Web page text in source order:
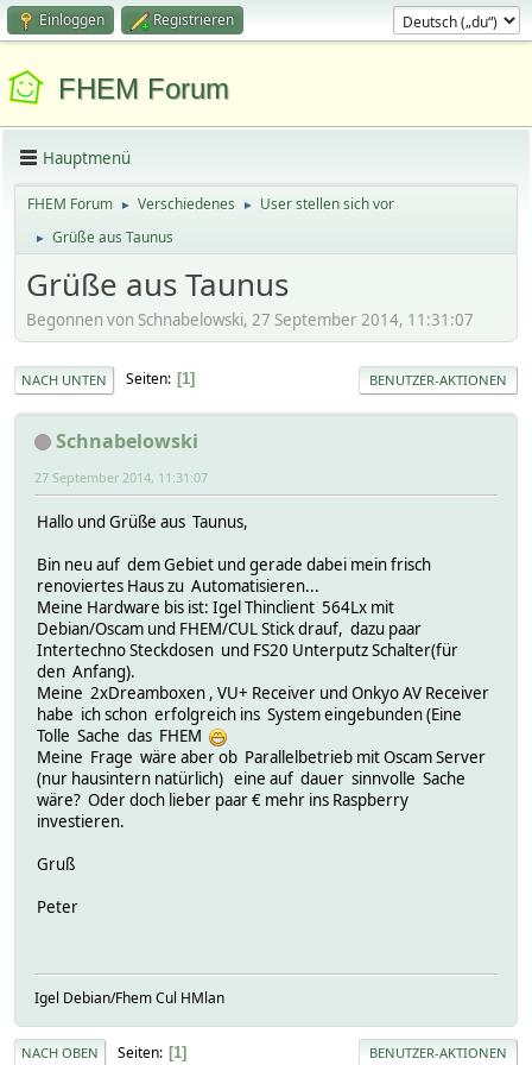
Einloggen Registrieren
FHEM Forum
Hauptmenü
FHEM Forum ► Verschiedenes ► User stellen sich vor
► Grüße aus Taunus
Grüße aus Taunus
Begonnen von Schnabelowski, 27 September 2014, 11:31:07
NACH UNTEN Seiten 1 BENUTZER-AKTIONEN
Schnabelowski
27 September 2014, 11:31:07
Hallo und Grüße aus Taunus,
Bin neu auf dem Gebiet und gerade dabei mein frisch
renoviertes Haus zu Automatisieren...
Meine Hardware bis ist: Igel Thinclient 564Lx mit
Debian/Oscam und FHEM/CUL Stick drauf, dazu paar
Intertechno Steckdosen und FS20 Unterputz Schalter(für
den Anfang).
Meine 2xDreamboxen , VU+ Receiver und Onkyo AV Receiver
habe ich schon erfolgreich ins System eingebunden (Eine
Tolle Sache das FHEM
Meine Frage wäre aber ob Parallelbetrieb mit Oscam Server
(nur hausintern natürlich) eine auf dauer sinnvolle Sache
wäre? Oder doch lieber paar € mehr ins Raspberry
investieren.
Gruß
Peter
Igel Debian/Fhem Cul HMlan
NACH OBEN Seiten 1 BENUTZER-AKTIONEN